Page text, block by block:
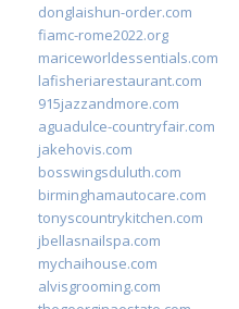
donglaishun-order.com
fiamc-rome2022.org
mariceworldessentials.com
lafisheriarestaurant.com
915jazzandmore.com
aguadulce-countryfair.com
jakehovis.com
bosswingsduluth.com
birminghamautocare.com
tonyscountrykitchen.com
jbellasnailspa.com
mychaihouse.com
alvisgrooming.com